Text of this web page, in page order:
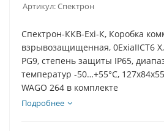
Артикул:Спектрон
Спектрон-ККВ-Exi-К, Коробка
взрывозащищенная, 0ExiaIICT6
PG9, степень защиты IP65,
температур -50…+55°С,
WAGO 264 в комплекте
Подробнее